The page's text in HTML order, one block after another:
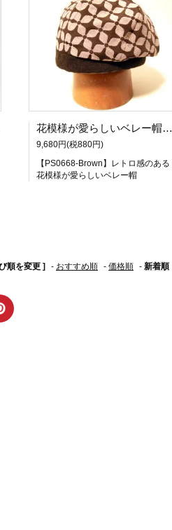
花模様が愛らしいベレー帽-ブラウン×ピンク
9,680円(税880円)
【PS0668-Brown】レトロ感のある
花模様が愛らしいベレー帽
順を変更 ] - おすすめ順 - 価格順 - 新着順